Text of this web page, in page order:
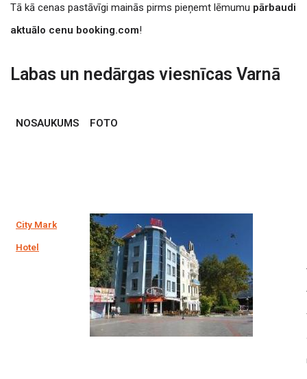
Tā kā cenas pastāvīgi mainās pirms pieņemt lēmumu pārbaudi
aktuālo cenu booking.com!
Labas un nedārgas viesnīcas Varnā
NOSAUKUMS FOTO
City Mark
Hotel